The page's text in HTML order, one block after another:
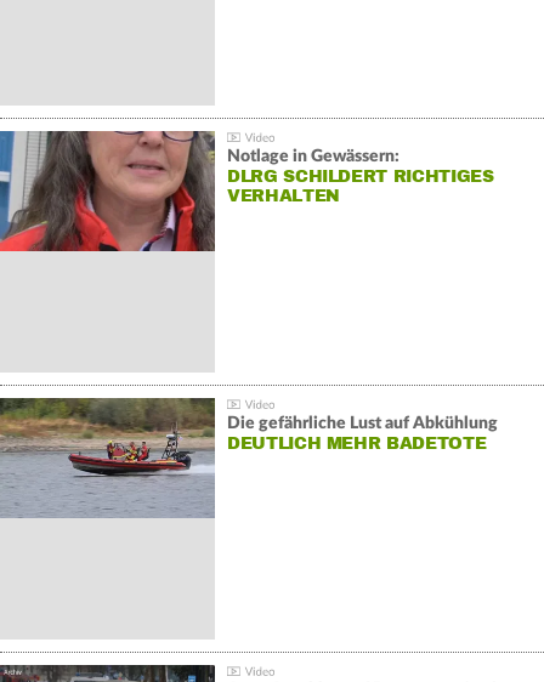
Notlage in Gewässern:
DLRG SCHILDERT RICHTIGES
VERHALTEN
Die gefährliche Lust auf Abkühlung
DEUTLICH MEHR BADETOTE